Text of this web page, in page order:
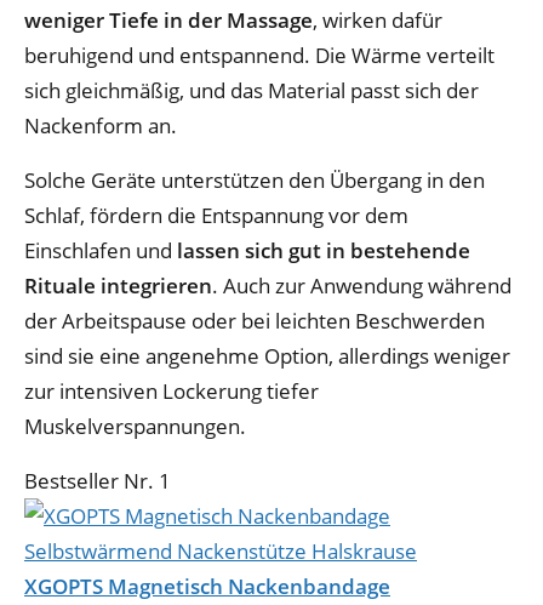
weniger Tiefe in der Massage, wirken dafür
beruhigend und entspannend. Die Wärme verteilt
sich gleichmäßig, und das Material passt sich der
Nackenform an.
Solche Geräte unterstützen den Übergang in den
Schlaf, fördern die Entspannung vor dem
Einschlafen und lassen sich gut in bestehende
Rituale integrieren. Auch zur Anwendung während
der Arbeitspause oder bei leichten Beschwerden
sind sie eine angenehme Option, allerdings weniger
zur intensiven Lockerung tiefer
Muskelverspannungen.
Bestseller Nr. 1
XGOPTS Magnetisch Nackenbandage